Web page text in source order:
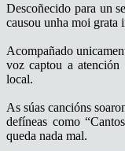
Descoñecido para un
causou unha moi grata
Acompañado
voz captou a
local.
As súas cancións
defíneas como
queda nada mal.